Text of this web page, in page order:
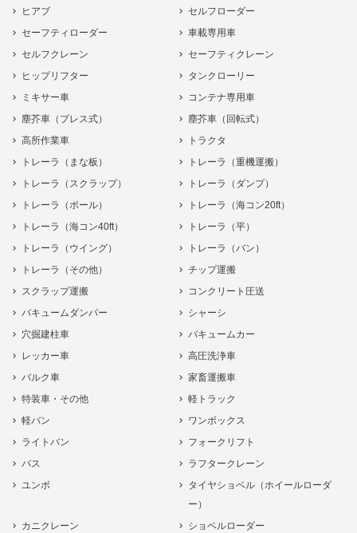
ヒアブ
セルフローダー
セーフティローダー
車載専用車
セルフクレーン
セーフティクレーン
ヒップリフター
タンクローリー
ミキサー車
コンテナ専用車
塵芥車（プレス式）
塵芥車（回転式）
高所作業車
トラクタ
トレーラ（まな板）
トレーラ（重機運搬）
トレーラ（スクラップ）
トレーラ（ダンプ）
トレーラ（ポール）
トレーラ（海コン20ft）
トレーラ（海コン40ft）
トレーラ（平）
トレーラ（ウイング）
トレーラ（バン）
トレーラ（その他）
チップ運搬
スクラップ運搬
コンクリート圧送
バキュームダンパー
シャーシ
穴掘建柱車
バキュームカー
レッカー車
高圧洗浄車
バルク車
家畜運搬車
特装車・その他
軽トラック
軽バン
ワンボックス
ライトバン
フォークリフト
バス
ラフタークレーン
ユンボ
タイヤショベル（ホイールローダ
ー）
カニクレーン
ショベルローダー